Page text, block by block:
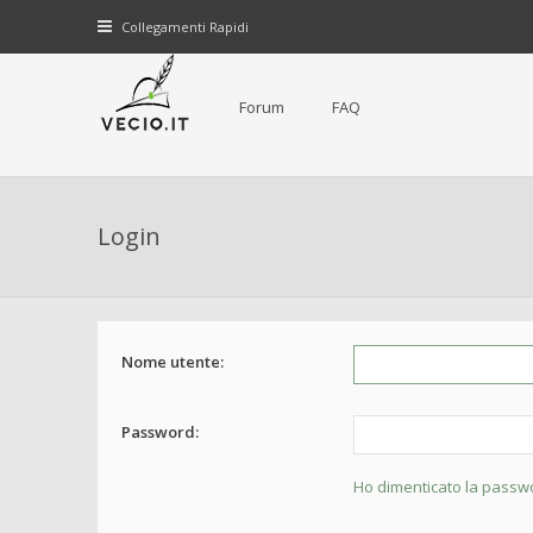
Collegamenti Rapidi
Forum FAQ
Login
Nome utente:
Password:
Ho dimenticato la